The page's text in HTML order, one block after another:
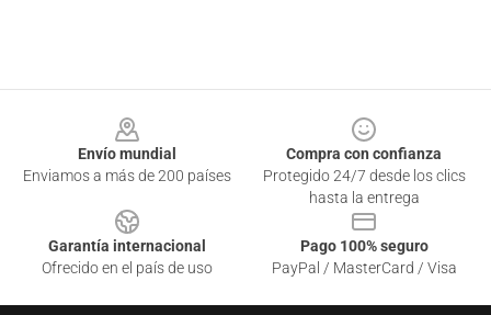
Envío mundial
Enviamos a más de 200 países
Compra con confianza
Protegido 24/7 desde los clics
hasta la entrega
Garantía internacional
Ofrecido en el país de uso
Pago 100% seguro
PayPal / MasterCard / Visa